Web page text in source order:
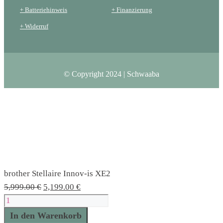
+ Batteriehinweis
+ Widerruf
+ Finanzierung
© Copyright 2024 | Schwaaba
brother Stellaire Innov-is XE2
5,999.00€ Ursprünglicher
war:
5,199.00 €Aktueller
ist:
brother
Stellaire
In den Warenkorb